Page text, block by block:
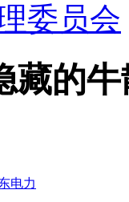
委员会
的牛
电力